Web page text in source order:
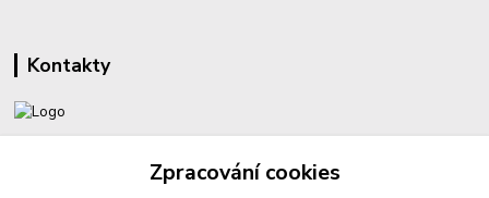
Kontakty
Zpracování cookies